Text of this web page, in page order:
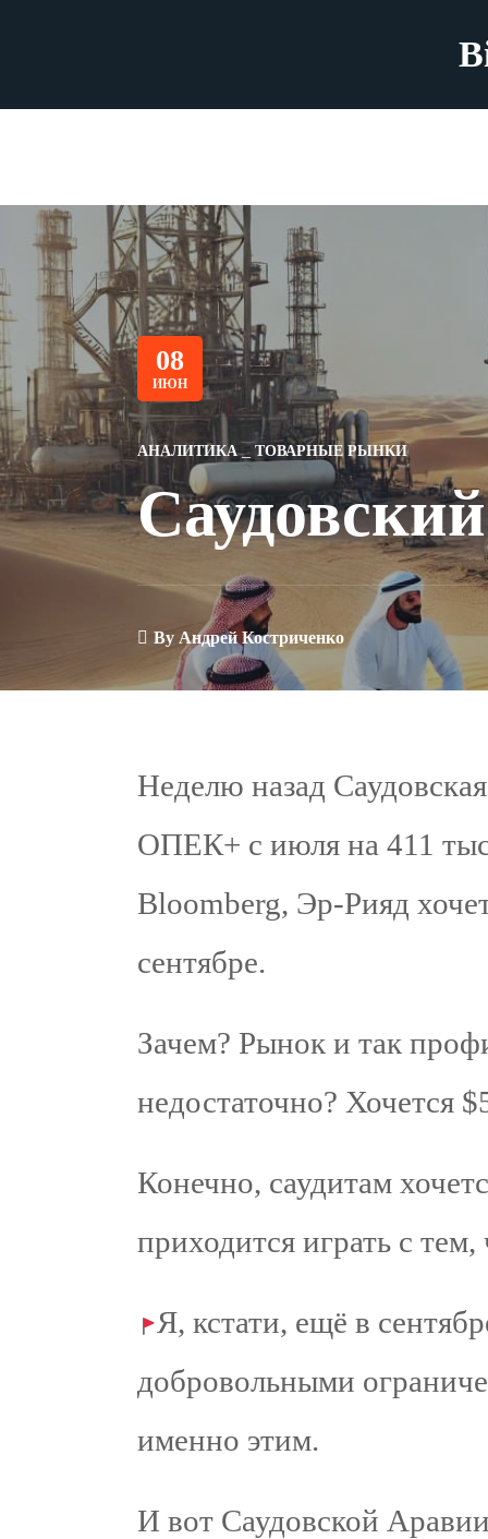
08
ИЮН
АНАЛИТИКА ТОВАРНЫЕ РЫНКИ
By Андрей Костриченко
Неделю назад
ОПЕК+ с июля на 411
Bloomberg, Эр-Рияд
сентябре.
Зачем? Рынок и так
недостаточно? Хочется
Конечно, саудитам
приходится играть с тем,
Я, кстати, ещё в
добровольными
именно этим.
И вот Саудовской